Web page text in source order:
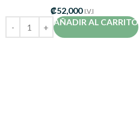
₡52,000 I.V.I
AÑADIR AL CARRITO